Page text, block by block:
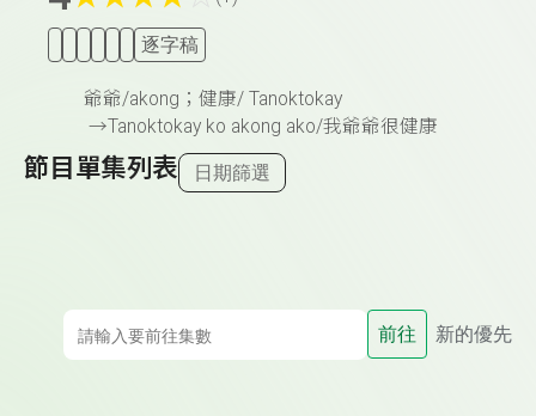
逐字稿
爺爺/akong ；健康/ Tanoktokay
→ Tanoktokay ko akong ako/我爺爺很健康
節目單集列表 日期篩選
前往 新的優先